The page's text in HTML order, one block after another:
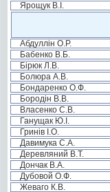
Ярощук В.І.
Абдуллін О.Р.
Бабенко В.Б.
Бірюк Л.В.
Болюра А.В.
Бондаренко О.Ф.
Бородін В.В.
Власенко С.В.
Ганущак Ю.І.
Гринів І.О.
Давимука С.А.
Деревляний В.Т.
Дончак В.А.
Дубовой О.Ф.
Жеваго К.В.